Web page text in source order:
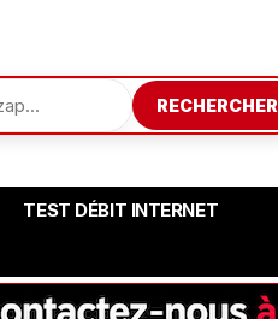
RECHERCHER
TEST DÉBIT INTERNET